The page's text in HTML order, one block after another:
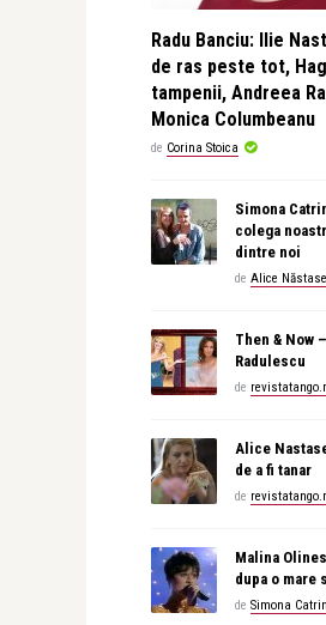
Radu Banciu: Ilie
de ras peste tot,
tampenii, Andreea
Monica Columbeanu
de Corina Stoica
Simona
colega
dintre noi
de Alice
Then & Now
Radulescu
de
Alice
de a fi tanar
de
Malina
dupa o mare
de Simona